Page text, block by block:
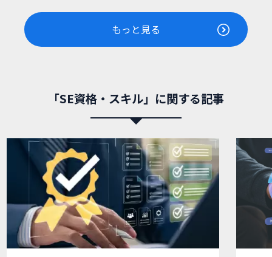
もっと見る
「SE資格・スキル」に関する記事